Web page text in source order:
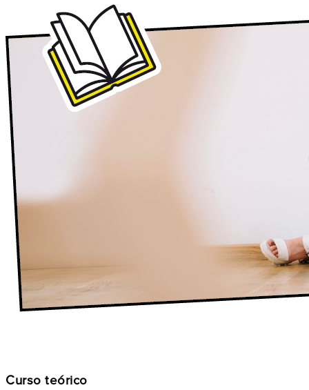
Curso teórico